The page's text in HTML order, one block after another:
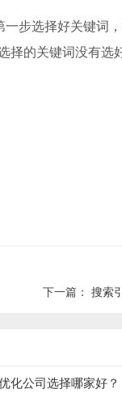
步选择好关键词
择的关键词没有选
下一篇： 搜索
化公司选择哪家好？